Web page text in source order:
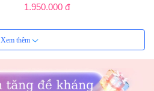
1.950.000 đ
Xem thêm